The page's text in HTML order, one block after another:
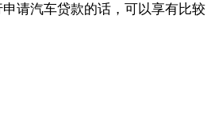
请汽车贷款的话，可以享有比较